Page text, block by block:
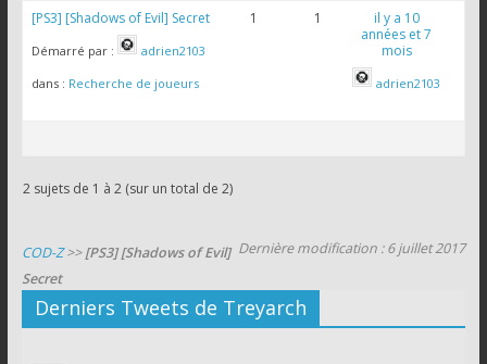
[PS3] [Shadows of Evil] Secret
Démarré par :
adrien2103
dans : Recherche de joueurs
1 1
il y a 10
années et 7
mois
adrien2103
2 sujets de 1 à 2 (sur un total de 2)
Dernière modification : 6 juillet 2017
COD-Z>>[PS3] [Shadows of Evil]
Secret
Derniers Tweets de Treyarch